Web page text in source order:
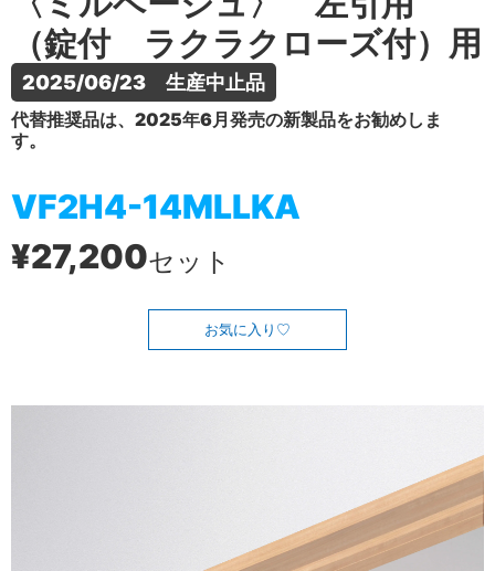
（錠付 ラクラクローズ付）用
2025/06/23　生産中止品
代替推奨品は、2025年6月発売の新製品をお勧めしま
す。
VF2H4-14MLLKA
¥27,200セット
お気に入り